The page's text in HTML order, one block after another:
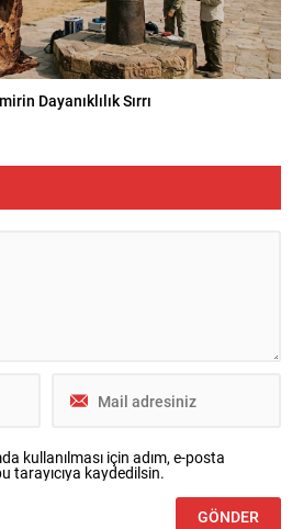
Dayanıklılık Sırrı
kullanılması için adım, e-posta
tarayıcıya kaydedilsin.